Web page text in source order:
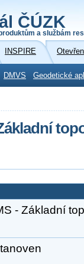
ČÚZK
a službám
INSPIRE
DMVS Geodetické
- Základní